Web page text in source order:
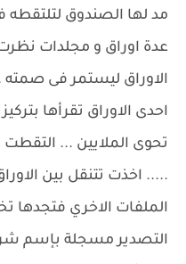
مد لها الصندوق
عدة اوراق و مجلدات
الاوراق ليستمر فى
احدى الاوراق تقرأها
تحوى الملايين ... التقطت
..... اخذت تتنقل بين
الملفات الاخري فتجدها
التصدير مسجلة بإسم